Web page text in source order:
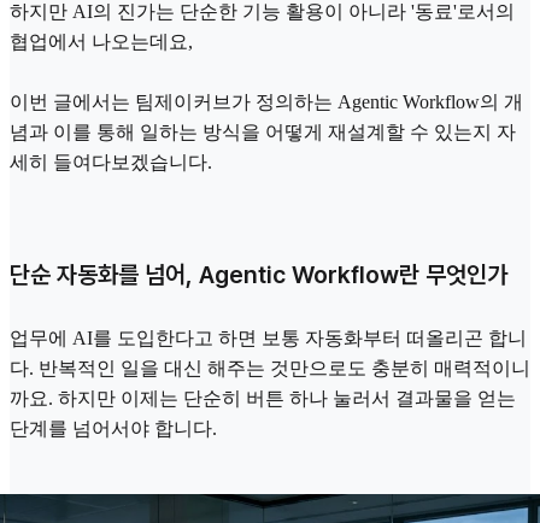
하지만 AI의 진가는 단순한 기능 활용이 아니라 '동료'로서의
협업에서 나오는데요,
이번 글에서는 팀제이커브가 정의하는 Agentic Workflow의 개
념과 이를 통해 일하는 방식을 어떻게 재설계할 수 있는지 자
세히 들여다보겠습니다.
단순 자동화를 넘어, Agentic Workflow란 무엇인가
업무에 AI를 도입한다고 하면 보통 자동화부터 떠올리곤 합니
다. 반복적인 일을 대신 해주는 것만으로도 충분히 매력적이니
까요. 하지만 이제는 단순히 버튼 하나 눌러서 결과물을 얻는
단계를 넘어서야 합니다.